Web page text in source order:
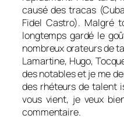
causé des tracas
Fidel Castro). Malgré
longtemps gardé le
nombreux orateurs de
Lamartine, Hugo,
des notables et je me
des rhéteurs de talent
vous vient, je veux
commentaire.